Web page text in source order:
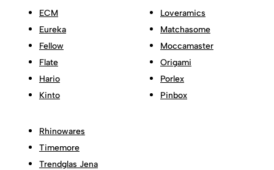
ECM
Eureka
Fellow
Flate
Hario
Kinto
Loveramics
Matchasome
Moccamaster
Origami
Porlex
Pinbox
Rhinowares
Timemore
Trendglas Jena